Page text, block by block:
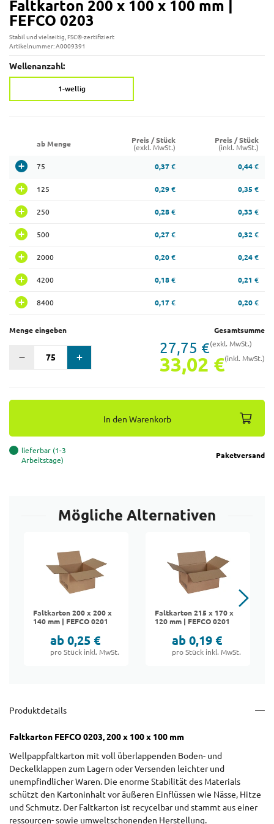
Faltkarton 200 x 100 x 100 mm |
FEFCO 0203
Stabil und vielseitig, FSC®-zertifiziert
Artikelnummer: A0009391
Wellenanzahl:
1-wellig
ab Menge
Preis / Stück
(exkl. MwSt.)
Preis / Stück
(inkl. MwSt.)
75 0,37 € 0,44 €
125 0,29 € 0,35 €
250 0,28 € 0,33 €
500 0,27 € 0,32 €
2000 0,20 € 0,24 €
4200 0,18 € 0,21 €
8400 0,17 € 0,20 €
Menge eingeben Gesamtsumme
27,75 €(exkl. MwSt.)
33,02 €(inkl. MwSt.)
In den Warenkorb
lieferbar (1-3
Arbeitstage)
Paketversand
Mögliche Alternativen
Faltkarton 200 x 200 x
140 mm | FEFCO 0201
ab 0,25 €
pro Stück inkl. MwSt.
Faltkarton 215 x 170 x
120 mm | FEFCO 0201
ab 0,19 €
pro Stück inkl. MwSt.
Produktdetails
Faltkarton FEFCO 0203, 200 x 100 x 100 mm
Wellpappfaltkarton mit voll überlappenden Boden- und
Deckelklappen zum Lagern oder Versenden leichter und
unempfindlicher Waren. Die enorme Stabilität des Materials
schützt den Kartoninhalt vor äußeren Einflüssen wie Nässe, Hitze
und Schmutz. Der Faltkarton ist recycelbar und stammt aus einer
ressourcen- sowie umweltschonenden Herstellung.